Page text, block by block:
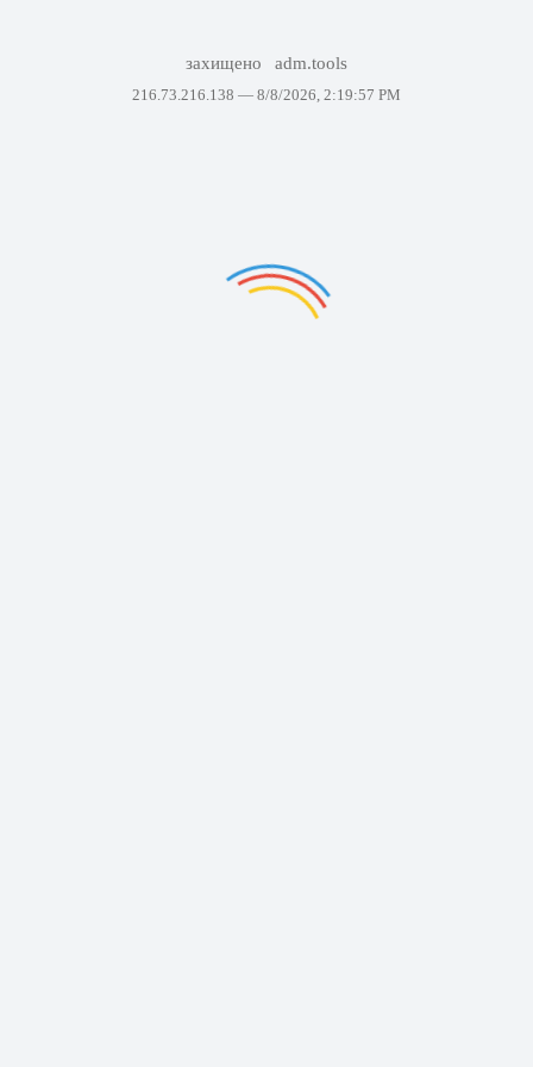
захищено adm.tools
216.73.216.138 — 8/8/2026, 2:19:57 PM